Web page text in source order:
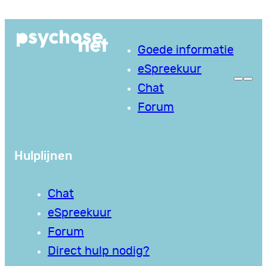
naar
Goede informatie
eSpreekuur
Chat
Forum
Hulplijnen
Chat
eSpreekuur
Forum
Direct hulp nodig?